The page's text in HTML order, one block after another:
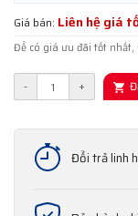
Giá bán: Liên hệ giá
Để có giá ưu đãi tốt
- +
Đổi trả linh